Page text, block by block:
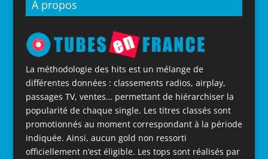
À propos
La méthodologie des hits est un mélange de
différentes données : classements radios, airplay,
passages TV, ventes… permettant de hiérarchiser la
popularité de chaque single. Les titres classés sont
promotionnés au moment correspondant à la période
indiquée. Ainsi, aucun gold non ressorti
officiellement n’est éligible. Les tops sont réalisés par